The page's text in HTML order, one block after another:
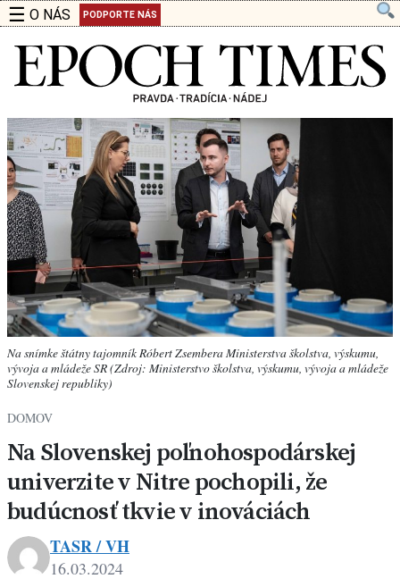
☰ O NÁS PODPORTE NÁS
Na snímke štátny tajomník Róbert Zsembera Ministerstva školstva, výskumu,
vývoja a mládeže SR (Zdroj: Ministerstvo školstva, výskumu, vývoja a mládeže
Slovenskej republiky)
DOMOV
Na Slovenskej poľnohospodárskej
univerzite v Nitre pochopili, že
budúcnosť tkvie v inováciách
TASR / VH
16.03.2024